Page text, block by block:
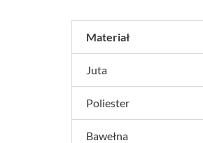
Materiał
Juta
Poliester
Bawełna